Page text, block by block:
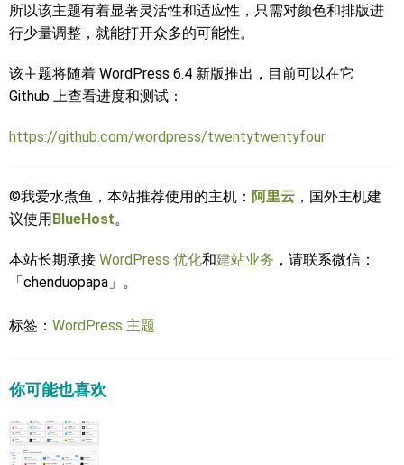
所以该主题有着显著灵活性和适应性，只需对颜色和排版进
行少量调整，就能打开众多的可能性。
该主题将随着 WordPress 6.4 新版推出，目前可以在它
Github 上查看进度和测试：
https://github.com/wordpress/twentytwentyfour
©我爱水煮鱼，本站推荐使用的主机： 阿里云 ，国外主机建
议使用BlueHost。
本站长期承接 WordPress 优化和建站业务 ，请联系微信：
「chenduopapa」。
标签： WordPress 主题
你可能也喜欢